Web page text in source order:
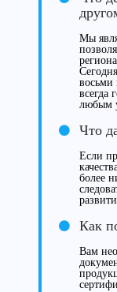
Мы
восьми
всегда
любым
Что
Если
более
Как
Вам